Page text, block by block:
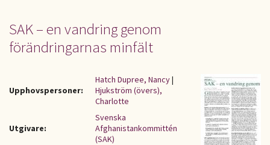
SAK – en vandring genom
förändringarnas minfält
Upphovspersoner:
Hatch Dupree, Nancy|
Hjukström (övers),
Charlotte
Utgivare:
Svenska
Afghanistankommittén
(SAK)